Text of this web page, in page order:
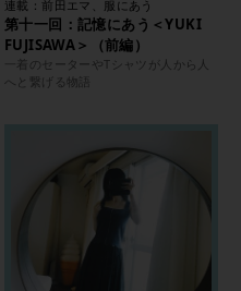
連載：前田エマ、服にあう
第十一回：記憶にあう＜YUKI
FUJISAWA＞（前編）
一着のセーターやTシャツが人から人
へと繋げる物語